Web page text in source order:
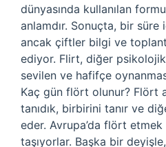
dünyasında kullanılan
anlamdır. Sonuçta, bir süre
ancak çiftler bilgi ve
ediyor. Flirt, diğer
sevilen ve hafifçe
Kaç gün flört olunur? Flört
tanıdık, birbirini tanır ve
eder. Avrupa’da flört
taşıyorlar. Başka bir